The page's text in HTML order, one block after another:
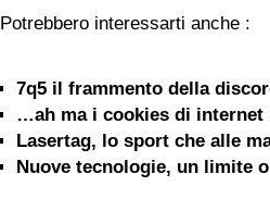
Potrebbero interessarti anche :
7q5 il frammento della
…ah ma i cookies di internet
Lasertag, lo sport che alle
Nuove tecnologie, un limite